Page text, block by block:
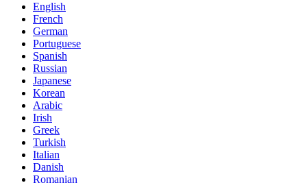
English
French
German
Portuguese
Spanish
Russian
Japanese
Korean
Arabic
Irish
Greek
Turkish
Italian
Danish
Romanian